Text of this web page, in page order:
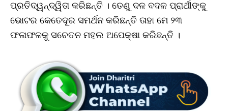
ପ୍ରତିଦ୍ୱନ୍ଦ୍ୱିତା କରିଛନ୍ତି । ତେଣୁ ଦଳ ବଦଳ ପ୍ରାର୍ଥୀଙ୍କୁ
ଭୋଟର କେତେଦୂର ସମର୍ଥନ କରିଛନ୍ତି ତାହା ମେ ୨୩
ଫଳାଫଳକୁ ସଚେତନ ମହଲ ଅପେକ୍ଷା କରିଛନ୍ତି ।